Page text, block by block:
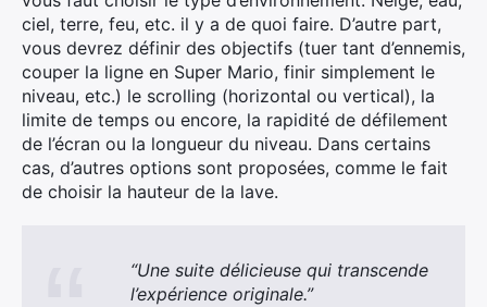
ciel, terre, feu, etc. il y a de quoi faire. D’autre part,
vous devrez définir des objectifs (tuer tant d’ennemis,
couper la ligne en Super Mario, finir simplement le
niveau, etc.) le scrolling (horizontal ou vertical), la
limite de temps ou encore, la rapidité de défilement
de l’écran ou la longueur du niveau. Dans certains
cas, d’autres options sont proposées, comme le fait
de choisir la hauteur de la lave.
“Une suite délicieuse qui transcende
l’expérience originale.”